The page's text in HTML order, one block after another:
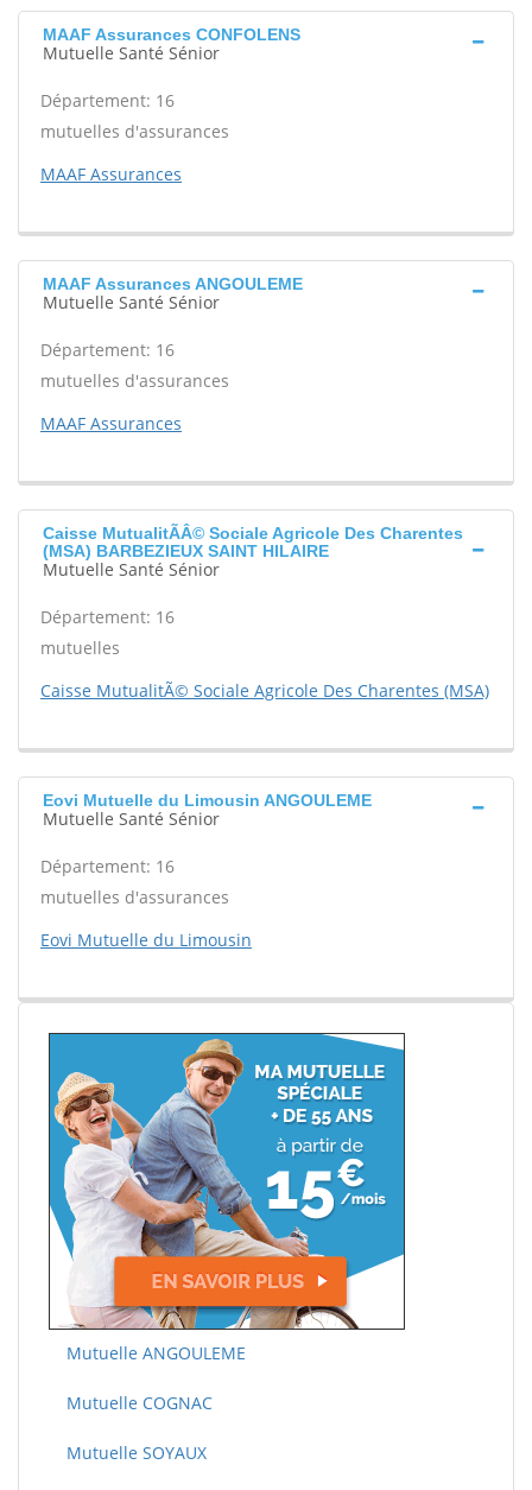
MAAF Assurances CONFOLENS
Mutuelle Santé Sénior
Département: 16
mutuelles d'assurances
MAAF Assurances
MAAF Assurances ANGOULEME
Mutuelle Santé Sénior
Département: 16
mutuelles d'assurances
MAAF Assurances
Caisse MutualitÃÂ© Sociale Agricole Des Charentes
(MSA) BARBEZIEUX SAINT HILAIRE
Mutuelle Santé Sénior
Département: 16
mutuelles
Caisse MutualitÃ© Sociale Agricole Des Charentes (MSA)
Eovi Mutuelle du Limousin ANGOULEME
Mutuelle Santé Sénior
Département: 16
mutuelles d'assurances
Eovi Mutuelle du Limousin
Mutuelle ANGOULEME
Mutuelle COGNAC
Mutuelle SOYAUX